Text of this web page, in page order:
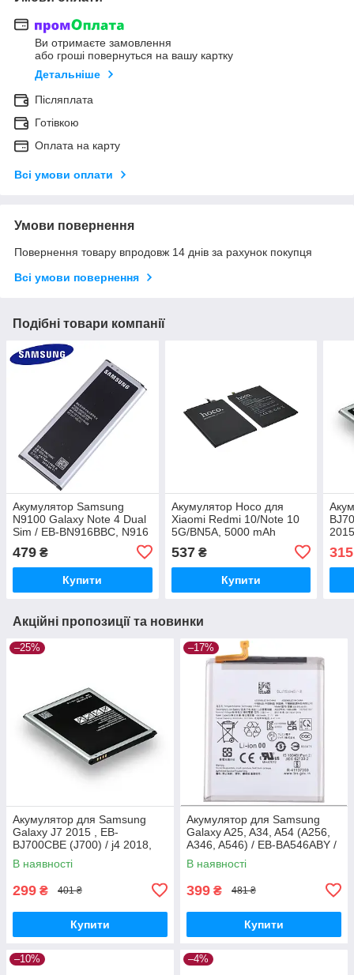
Ви отримаєте замовлення
або гроші повернуться на вашу картку
Детальніше
Післяплата
Готівкою
Оплата на карту
Всі умови оплати
Умови повернення
Повернення товару впродовж 14 днів за рахунок покупця
Всі умови повернення
Подібні товари компанії
Акумулятор Samsung
N9100 Galaxy Note 4 Dual
Sim / EB-BN916BBC, N916
479 ₴
Купити
Акумулятор Hoco для
Xiaomi Redmi 10/Note 10
5G/BN5A, 5000 mAh
537₴
Купити
315
Акційні пропозиції та новинки
–25%
Акумулятор для Samsung
Galaxy J7 2015 , EB-
BJ700CBE (J700) / j4 2018,
3000 mAh Original PRC
В наявності
299 ₴ 401 ₴
Купити
–17%
Акумулятор для Samsung
Galaxy A25, A34, A54 (A256,
A346, A546) / EB-BA546ABY /
EB-BA256ABS, 5000 mAh
Original PRC
В наявності
399 ₴ 481 ₴
Купити
–10% –4%